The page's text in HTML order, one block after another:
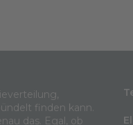
finden kann.
das. Egal, ob